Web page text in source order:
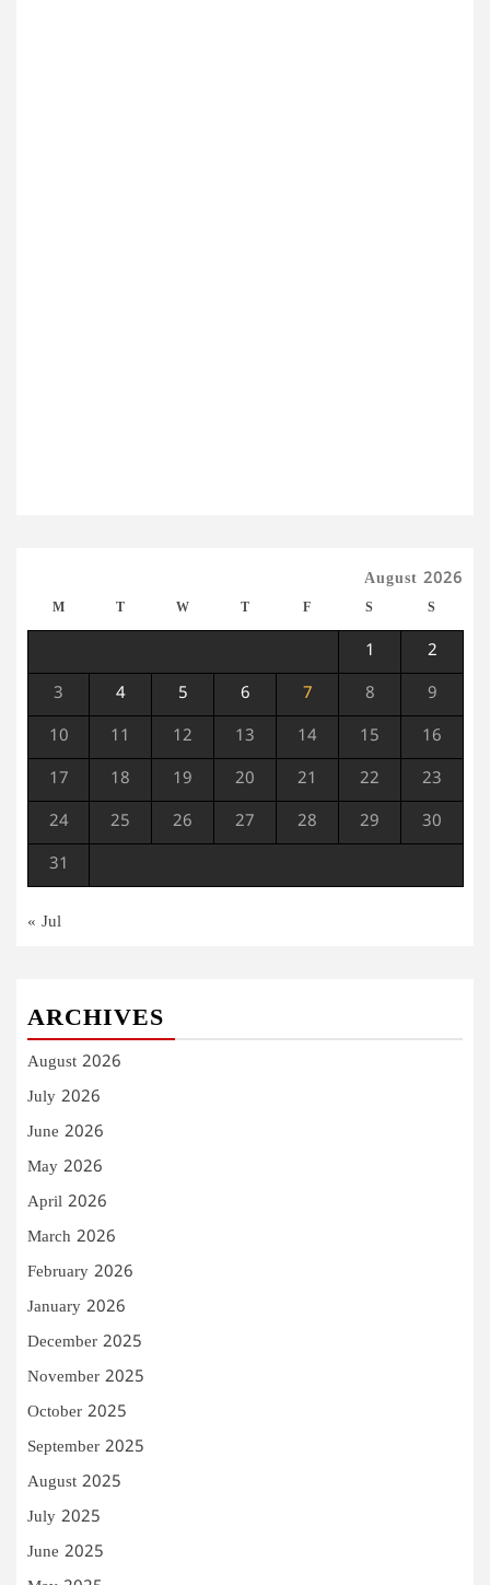
August 2026
M T W T F S S
1 2
3 4 5 6 7 8 9
10 11 12 13 14 15 16
17 18 19 20 21 22 23
24 25 26 27 28 29 30
31
« Jul
ARCHIVES
August 2026
July 2026
June 2026
May 2026
April 2026
March 2026
February 2026
January 2026
December 2025
November 2025
October 2025
September 2025
August 2025
July 2025
June 2025